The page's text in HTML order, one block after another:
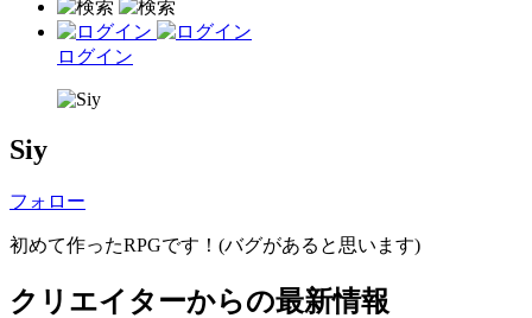
ログイン
Siy
フォロー
初めて作ったRPGです！(バグがあると思います)
クリエイターからの最新情報